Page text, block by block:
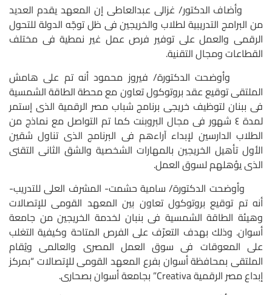
وأضاف الدكتور/ غزالى عبدالعاطى إن المعهد يقدم العديد
من البرامج التدريبية لطلاب والخريجين فى ظل توجّه الدولة للتحول
الرقمى والعمل على توفير فرص عمل غير نمطية فى مختلف
القطاعات ومجال التقنية.
وأوضحت الدكتورة/ فيروز محمود أنه تم على هامش
الملتقى توقيع عقد بروتوكول تعاون مع محطة الطاقة الشمسية
فى ببنان لتوظيف خريجى برنامج شباب مصر الرقمية الذى إستمر
لمدة ٤ شهور فى مجال البروبنت كما تم التواصل مع نماذج من
الطلاب الدارسين لإبداء آراءهم فى البرنامج الذى تناول شقين
الأول تأهيل الخريجين بالمهارات الشخصية والشق الثانى التقنى
الذى يؤهلهم لسوق العمل.
وأوضحت الدكتورة/ سامية حشمت- المشرف العلى للتدريب-
أنه تم توقيع بروتوكول تعاون بين المعهد القومى للإتصالات
وهيئة الطاقة الشمسية فى بنبان لخدمة الخريجين من جامعة
أسوان. وذلك بهدف التعرّف على الفرص المتاحة وكيفية التغلب
على المعوقات فى سوق العمل المصرى والعالمى ويُقام
الملتقى بمحافظة أسوان بفرع المعهد القومى للإتصالات “بمركز
إبداع مصر الرقمية Creativa” بجامعة أسوان بصحارى.